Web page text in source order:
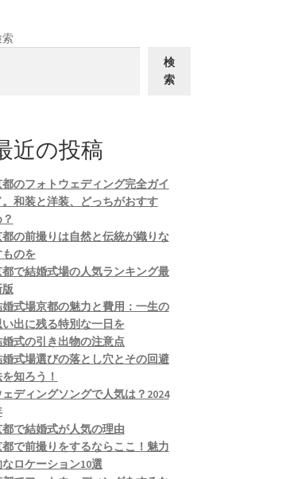
検
索
近の投稿
のフォトウェディング完全ガイ
。和装と洋装、どっちがおすす
都の前撮りは自然と伝統が織りな
のを
都で結婚式場の人気ランキング最
婚式場京都の魅力と費用：一生の
出に残る特別な一日を
婚式の引き出物の注意点
婚式場選びの落とし穴とその回避
知ろう！
ェディングソングで人気は？2024
で結婚式が人気の理由
で前撮りをするならここ！魅力
なロケーション10選